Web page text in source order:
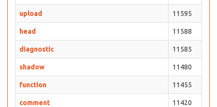
upload 11595
head 11588
diagnostic 11585
shadow 11480
function 11455
comment 11420